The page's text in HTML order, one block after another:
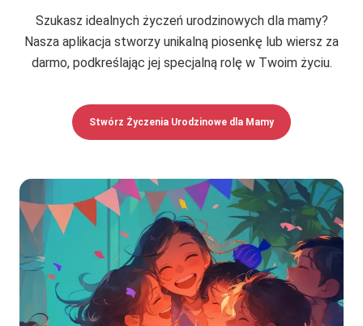
Szukasz idealnych życzeń urodzinowych dla mamy?
Nasza aplikacja stworzy unikalną piosenkę lub wiersz za
darmo, podkreślając jej specjalną rolę w Twoim życiu.
Stwórz Życzenia Urodzinowe dla Mamy